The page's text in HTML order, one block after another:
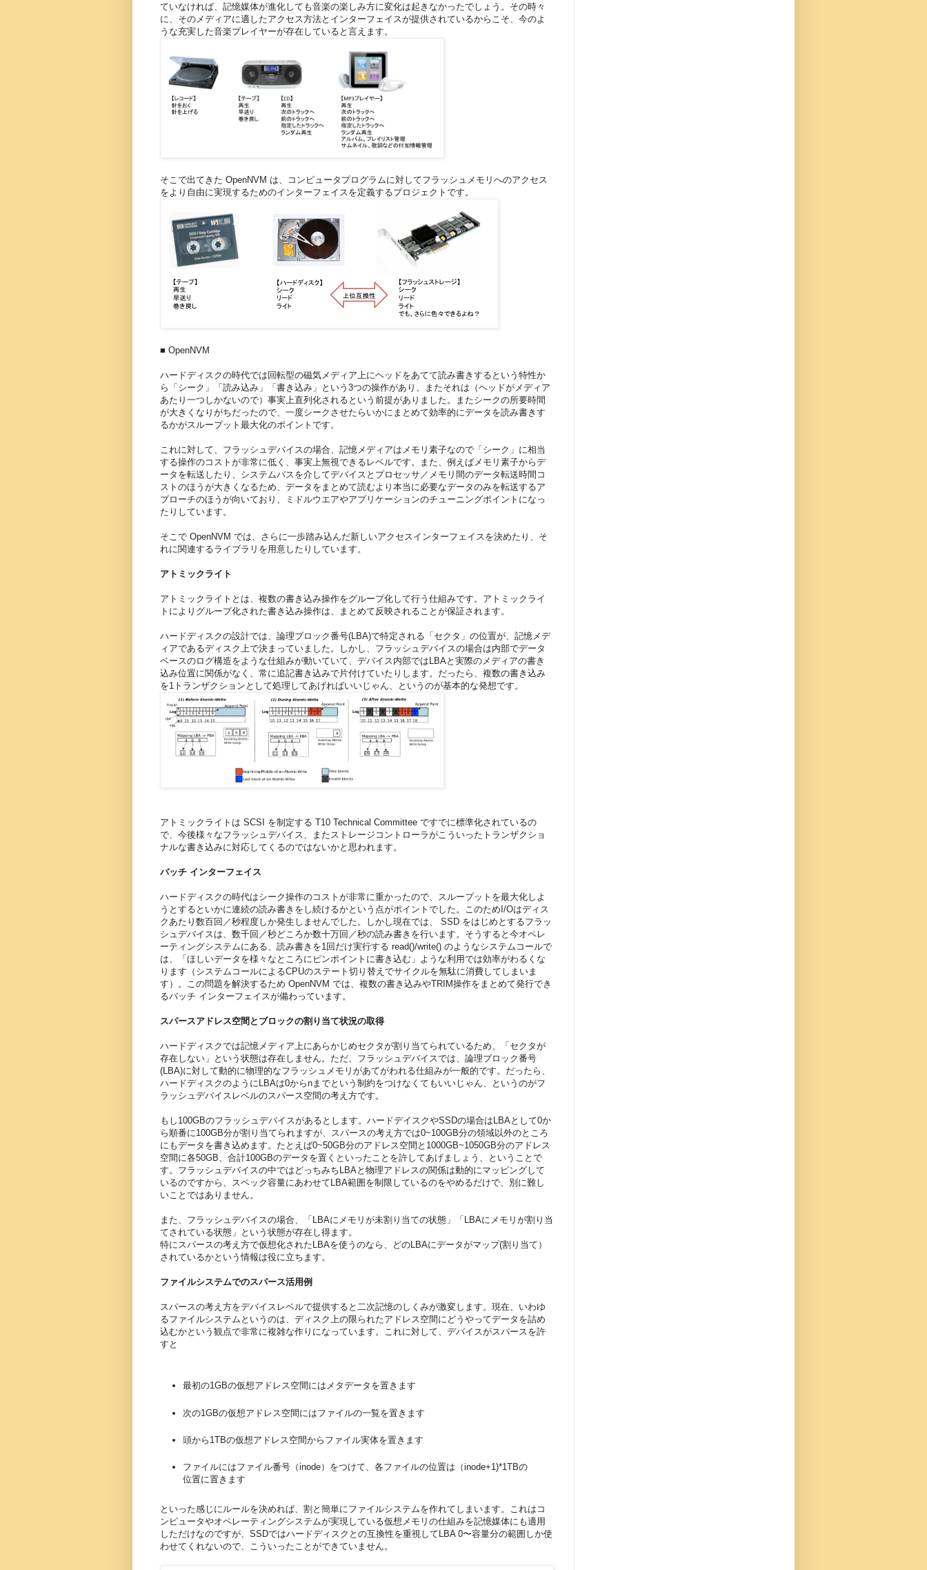
ていなければ、記憶媒体が進化しても音楽の楽しみ方に変化は起きなかったでしょう。その時々
に、そのメディアに適したアクセス方法とインターフェイスが提供されているからこそ、今のよ
うな充実した音楽プレイヤーが存在していると言えます。
そこで出てきた OpenNVM は、コンピュータプログラムに対してフラッシュメモリへのアクセス
をより自由に実現するためのインターフェイスを定義するプロジェクトです。
■ OpenNVM
ハードディスクの時代では回転型の磁気メディア上にヘッドをあてて読み書きするという特性か
ら「シーク」「読み込み」「書き込み」という3つの操作があり、またそれは（ヘッドがメディア
あたり一つしかないので）事実上直列化されるという前提がありました。またシークの所要時間
が大きくなりがちだったので、一度シークさせたらいかにまとめて効率的にデータを読み書きす
るかがスループット最大化のポイントです。
これに対して、フラッシュデバイスの場合、記憶メディアはメモリ素子なので「シーク」に相当
する操作のコストが非常に低く、事実上無視できるレベルです。また、例えばメモリ素子からデ
ータを転送したり、システムバスを介してデバイスとプロセッサ／メモリ間のデータ転送時間コ
ストのほうが大きくなるため、データをまとめて読むより本当に必要なデータのみを転送するア
プローチのほうが向いており、ミドルウエアやアプリケーションのチューニングポイントになっ
たりしています。
そこで OpenNVM では、さらに一歩踏み込んだ新しいアクセスインターフェイスを決めたり、そ
れに関連するライブラリを用意したりしています。
アトミックライト
アトミックライトとは、複数の書き込み操作をグループ化して行う仕組みです。アトミックライ
トによりグループ化された書き込み操作は、まとめて反映されることが保証されます。
ハードディスクの設計では、論理ブロック番号(LBA)で特定される「セクタ」の位置が、記憶メデ
ィアであるディスク上で決まっていました。しかし、フラッシュデバイスの場合は内部でデータ
ベースのログ構造をような仕組みが動いていて、デバイス内部ではLBAと実際のメディアの書き
込み位置に関係がなく、常に追記書き込みで片付けていたりします。だったら、複数の書き込み
を1トランザクションとして処理してあげればいいじゃん、というのが基本的な発想です。
アトミックライトは SCSI を制定する T10 Technical Committee ですでに標準化されているの
で、今後様々なフラッシュデバイス、またストレージコントローラがこういったトランザクショ
ナルな書き込みに対応してくるのではないかと思われます。
バッチ インターフェイス
ハードディスクの時代はシーク操作のコストが非常に重かったので、スループットを最大化しよ
うとするといかに連続の読み書きをし続けるかという点がポイントでした。このためI/Oはディス
クあたり数百回／秒程度しか発生しませんでした。しかし現在では、 SSD をはじめとするフラッ
シュデバイスは、数千回／秒どころか数十万回／秒の読み書きを行います。そうすると今オペレ
ーティングシステムにある、読み書きを1回だけ実行する read()/write() のようなシステムコールで
は、「ほしいデータを様々なところにピンポイントに書き込む」ような利用では効率がわるくな
ります（システムコールによるCPUのステート切り替えでサイクルを無駄に消費してしまいま
す）。この問題を解決するため OpenNVM では、複数の書き込みやTRIM操作をまとめて発行でき
るバッチ インターフェイスが備わっています。
スパースアドレス空間とブロックの割り当て状況の取得
ハードディスクでは記憶メディア上にあらかじめセクタが割り当てられているため、「セクタが
存在しない」という状態は存在しません。ただ、フラッシュデバイスでは、論理ブロック番号
(LBA)に対して動的に物理的なフラッシュメモリがあてがわれる仕組みが一般的です。だったら、
ハードディスクのようにLBAは0からnまでという制約をつけなくてもいいじゃん、というのがフ
ラッシュデバイスレベルのスパース空間の考え方です。
もし100GBのフラッシュデバイスがあるとします。ハードデイスクやSSDの場合はLBAとして0か
ら順番に100GB分が割り当てられますが、スパースの考え方では0~100GB分の領域以外のところ
にもデータを書き込めます。たとえば0~50GB分のアドレス空間と1000GB~1050GB分のアドレス
空間に各50GB、合計100GBのデータを置くといったことを許してあげましょう、ということで
す。フラッシュデバイスの中ではどっちみちLBAと物理アドレスの関係は動的にマッピングして
いるのですから、スペック容量にあわせてLBA範囲を制限しているのをやめるだけで、別に難し
いことではありません。
また、フラッシュデバイスの場合、「LBAにメモリが未割り当ての状態」「LBAにメモリが割り当
てされている状態」という状態が存在し得ます。
特にスパースの考え方で仮想化されたLBAを使うのなら、どのLBAにデータがマップ(割り当て）
されているかという情報は役に立ちます。
ファイルシステムでのスパース活用例
スパースの考え方をデバイスレベルで提供すると二次記憶のしくみが激変します。現在、いわゆ
るファイルシステムというのは、ディスク上の限られたアドレス空間にどうやってデータを詰め
込むかという観点で非常に複雑な作りになっています。これに対して、デバイスがスパースを許
すと
最初の1GBの仮想アドレス空間にはメタデータを置きます
次の1GBの仮想アドレス空間にはファイルの一覧を置きます
頭から1TBの仮想アドレス空間からファイル実体を置きます
ファイルにはファイル番号（inode）をつけて、各ファイルの位置は（inode+1)*1TBの
位置に置きます
といった感じにルールを決めれば、割と簡単にファイルシステムを作れてしまいます。これはコ
ンピュータやオペレーティングシステムが実現している仮想メモリの仕組みを記憶媒体にも適用
しただけなのですが、SSDではハードディスクとの互換性を重視してLBA 0〜容量分の範囲しか使
わせてくれないので、こういったことができていません。